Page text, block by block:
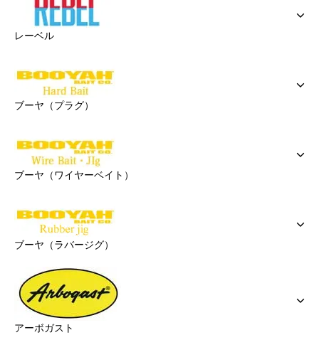
レーベル
ブーヤ（プラグ）
ブーヤ（ワイヤーベイト）
ブーヤ（ラバージグ）
アーボガスト